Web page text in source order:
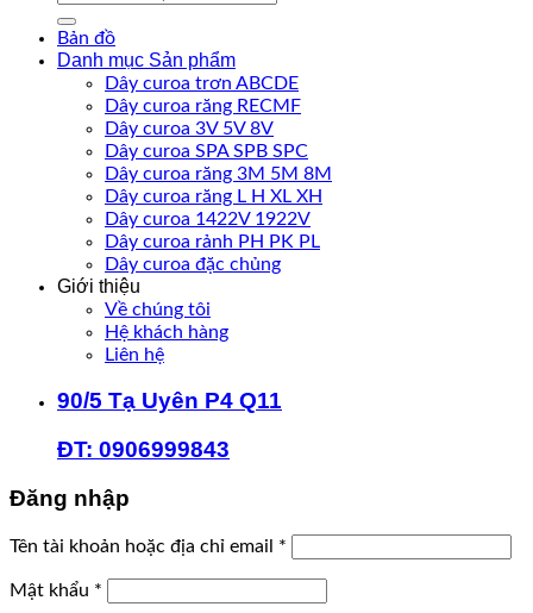
Bản đồ
Danh mục Sản phẩm
Dây curoa trơn ABCDE
Dây curoa răng RECMF
Dây curoa 3V 5V 8V
Dây curoa SPA SPB SPC
Dây curoa răng 3M 5M 8M
Dây curoa răng L H XL XH
Dây curoa 1422V 1922V
Dây curoa rảnh PH PK PL
Dây curoa đặc chủng
Giới thiệu
Về chúng tôi
Hệ khách hàng
Liên hệ
90/5 Tạ Uyên P4 Q11
ĐT: 0906999843
Đăng nhập
Tên tài khoản hoặc địa chỉ email *
Mật khẩu *